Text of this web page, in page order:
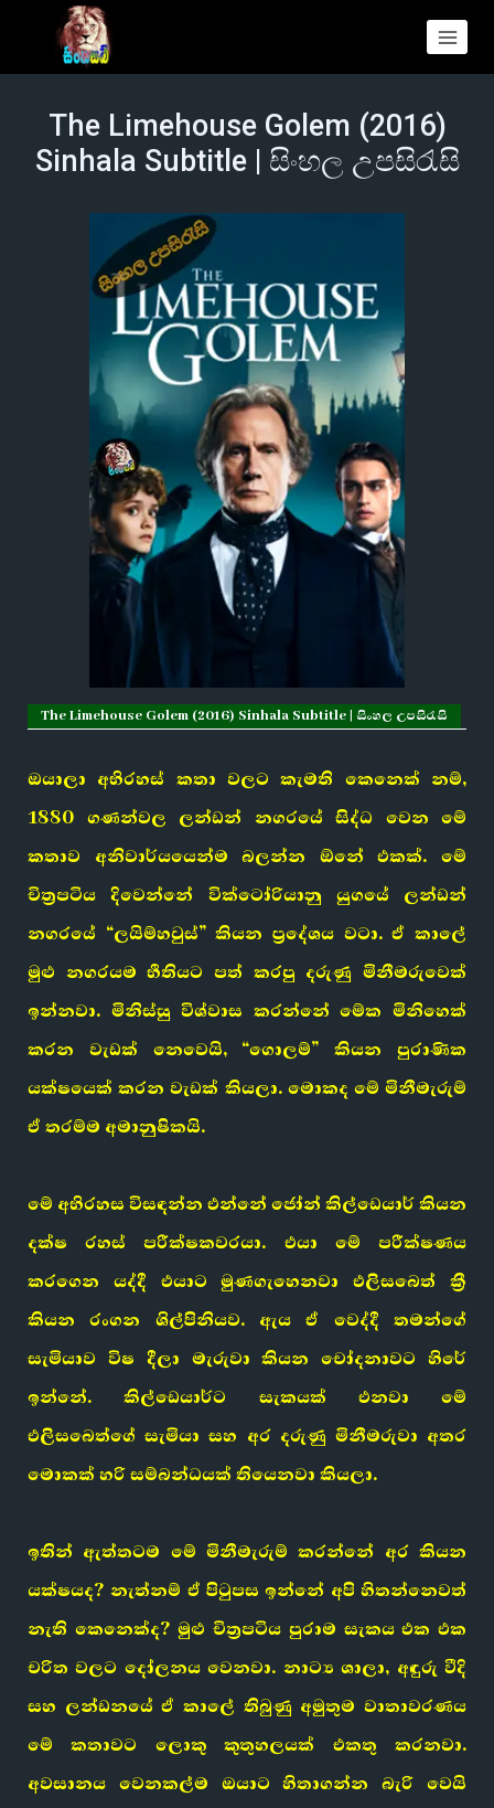
The Limehouse Golem (2016)
Sinhala Subtitle | සිංහල උපසිරැසි
The Limehouse Golem (2016) Sinhala Subtitle | සිංහල උපසිරැසි
ඔයාලා අභිරහස් කතා වලට කැමති කෙනෙක් නම්,
1880 ගණන්වල ලන්ඩන් නගරයේ සිද්ධ වෙන මේ
කතාව අනිවාර්යයෙන්ම බලන්න ඕනේ එකක්. මේ
චිත්‍රපටිය දිවෙන්නේ වික්ටෝරියානු යුගයේ ලන්ඩන්
නගරයේ “ලයිම්හවුස්” කියන ප්‍රදේශය වටා. ඒ කාලේ
මුළු නගරයම භීතියට පත් කරපු දරුණු මිනීමරුවෙක්
ඉන්නවා. මිනිස්සු විශ්වාස කරන්නේ මේක මිනිහෙක්
කරන වැඩක් නෙවෙයි, “ගොලම්” කියන පුරාණික
යක්ෂයෙක් කරන වැඩක් කියලා. මොකද මේ මිනීමැරුම්
ඒ තරම්ම අමානුෂිකයි.
මේ අභිරහස විසඳන්න එන්නේ ජෝන් කිල්ඩෙයාර් කියන
දක්ෂ රහස් පරීක්ෂකවරයා. එයා මේ පරීක්ෂණය
කරගෙන යද්දී එයාට මුණගැහෙනවා එලිසබෙත් ක්‍රී
කියන රංගන ශිල්පිනියව. ඇය ඒ වෙද්දී තමන්ගේ
සැමියාව විෂ දීලා මැරුවා කියන චෝදනාවට හිරේ
ඉන්නේ. කිල්ඩෙයාර්ට සැකයක් එනවා මේ
එලිසබෙත්ගේ සැමියා සහ අර දරුණු මිනීමරුවා අතර
මොකක් හරි සම්බන්ධයක් තියෙනවා කියලා.
ඉතින් ඇත්තටම මේ මිනීමැරුම් කරන්නේ අර කියන
යක්ෂයද? නැත්නම් ඒ පිටුපස ඉන්නේ අපි හිතන්නෙවත්
නැති කෙනෙක්ද? මුළු චිත්‍රපටිය පුරාම සැකය එක එක
චරිත වලට දෝලනය වෙනවා. නාට්‍ය ශාලා, අඳුරු වීදි
සහ ලන්ඩනයේ ඒ කාලේ තිබුණු අමුතුම වාතාවරණය
මේ කතාවට ලොකු කුතුහලයක් එකතු කරනවා.
අවසානය වෙනකල්ම ඔයාට හිතාගන්න බැරි වෙයි